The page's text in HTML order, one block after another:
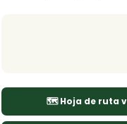
🗺 Hoja de ruta